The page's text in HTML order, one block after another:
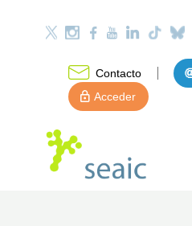
Contacto
Acceder